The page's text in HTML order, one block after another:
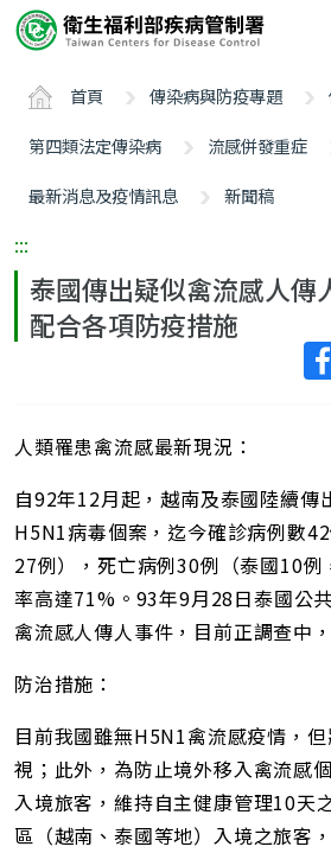
要
ALT+C
首頁 傳染病與防疫專題
第四類法定傳染病
流感併發重症
最新消息及疫情訊息
新聞稿
:::
泰國傳出疑似禽流感人傳
配合各項防疫措施
人類罹患禽流感最新現況：
自92年12月起，越南及泰國陸續傳
H5N1病毒個案，迄今確診病例數
27例），死亡病例30例（泰國10
率高達71%。93年9月28日泰國公
禽流感人傳人事件，目前正調查中
防治措施：
目前我國雖無H5N1禽流感疫情，
視；此外，為防止境外移入禽流感
入境旅客，維持自主健康管理10天
區（越南、泰國等地）入境之旅客